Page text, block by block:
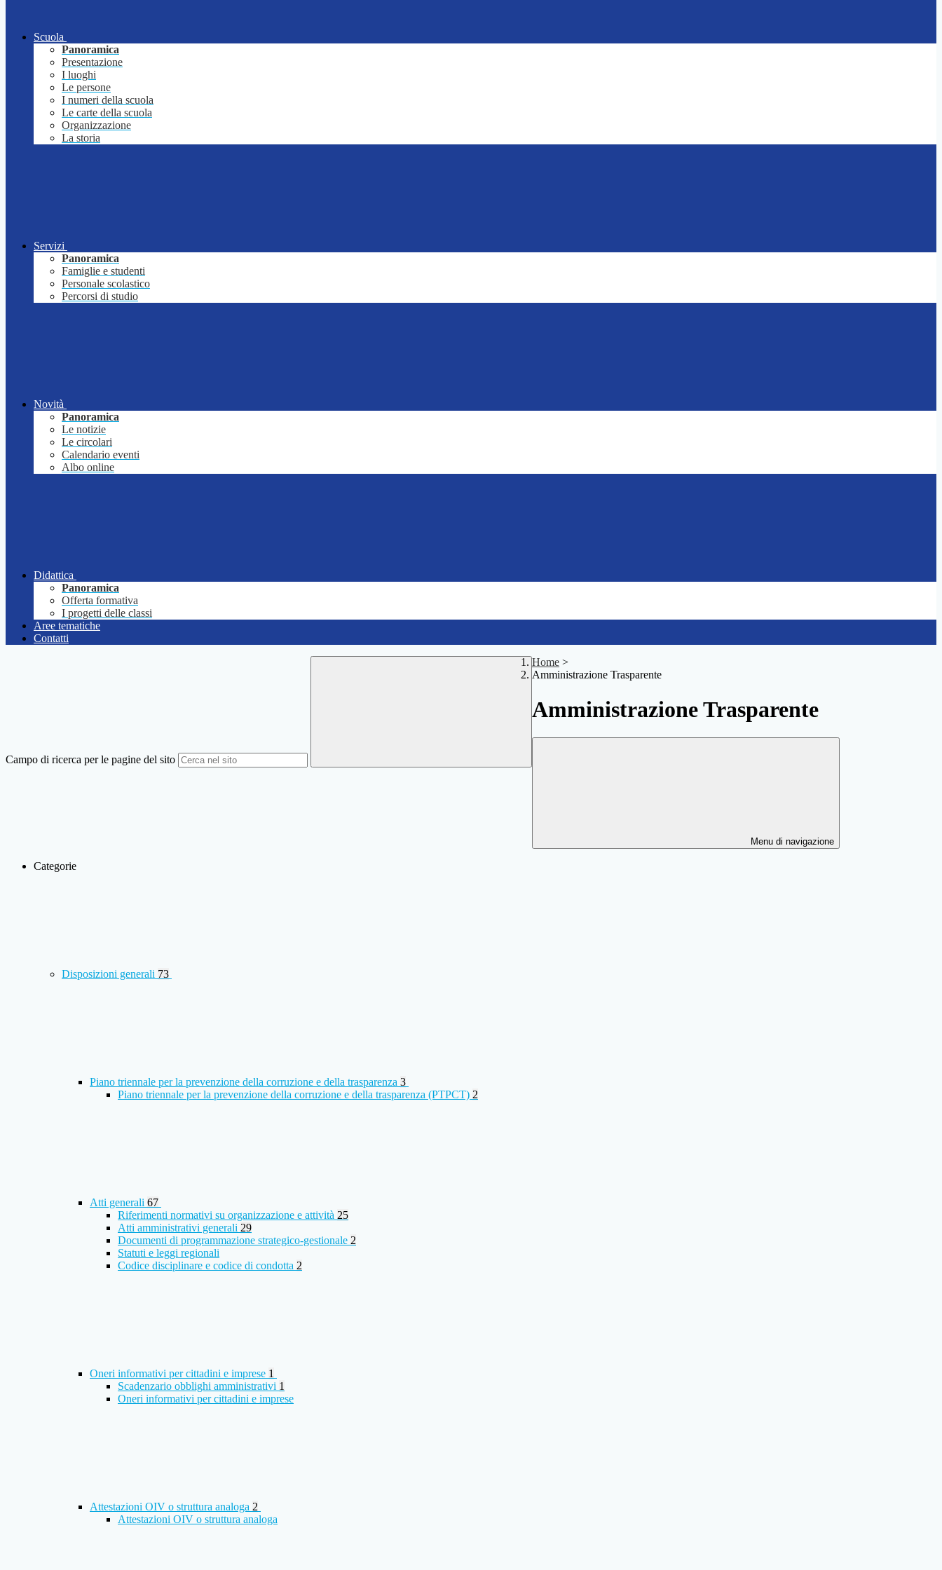
Scuola
Panoramica
Presentazione
I luoghi
Le persone
I numeri della scuola
Le carte della scuola
Organizzazione
La storia
Servizi
Panoramica
Famiglie e studenti
Personale scolastico
Percorsi di studio
Novità
Panoramica
Le notizie
Le circolari
Calendario eventi
Albo online
Didattica
Panoramica
Offerta formativa
I progetti delle classi
Aree tematiche
Contatti
Campo di ricerca per le pagine del sito
Home >
Amministrazione Trasparente
Amministrazione Trasparente
Menu di navigazione
Categorie
Disposizioni generali 73
Piano triennale per la prevenzione della corruzione e della trasparenza 3
Piano triennale per la prevenzione della corruzione e della trasparenza (PTPCT) 2
Atti generali 67
Riferimenti normativi su organizzazione e attività 25
Atti amministrativi generali 29
Documenti di programmazione strategico-gestionale 2
Statuti e leggi regionali
Codice disciplinare e codice di condotta 2
Oneri informativi per cittadini e imprese 1
Scadenzario obblighi amministrativi 1
Oneri informativi per cittadini e imprese
Attestazioni OIV o struttura analoga 2
Attestazioni OIV o struttura analoga